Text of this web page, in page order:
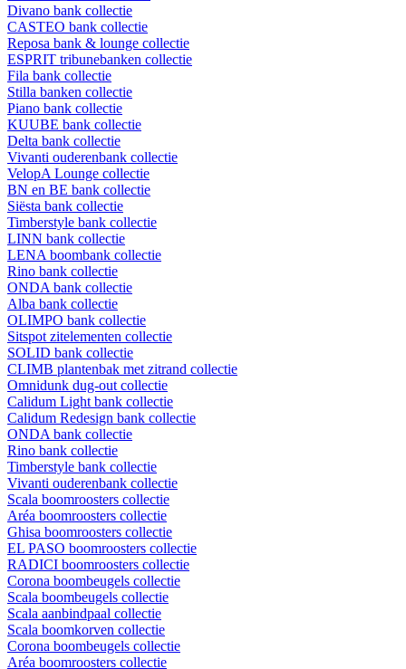
Divano bank collectie
CASTEO bank collectie
Reposa bank & lounge collectie
ESPRIT tribunebanken collectie
Fila bank collectie
Stilla banken collectie
Piano bank collectie
KUUBE bank collectie
Delta bank collectie
Vivanti ouderenbank collectie
VelopA Lounge collectie
BN en BE bank collectie
Siësta bank collectie
Timberstyle bank collectie
LINN bank collectie
LENA boombank collectie
Rino bank collectie
ONDA bank collectie
Alba bank collectie
OLIMPO bank collectie
Sitspot zitelementen collectie
SOLID bank collectie
CLIMB plantenbak met zitrand collectie
Omnidunk dug-out collectie
Calidum Light bank collectie
Calidum Redesign bank collectie
ONDA bank collectie
Rino bank collectie
Timberstyle bank collectie
Vivanti ouderenbank collectie
Scala boomroosters collectie
Aréa boomroosters collectie
Ghisa boomroosters collectie
EL PASO boomroosters collectie
RADICI boomroosters collectie
Corona boombeugels collectie
Scala boombeugels collectie
Scala aanbindpaal collectie
Scala boomkorven collectie
Corona boombeugels collectie
Aréa boomroosters collectie